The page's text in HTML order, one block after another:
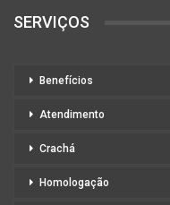
SERVIÇOS
Benefícios
Atendimento
Crachá
Homologação